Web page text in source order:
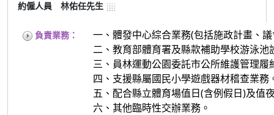
約僱人員 林佑任先生
負責業務：
一、體發中心綜合業務(包括施政計畫、
二、教育部體育署及縣款補助學校游泳
三、員林運動公園委託市公所維護管理
四、支援縣屬國民小學遊戲器材稽查業務
五、配合縣立體育場值日(含例假日)及值
六、其他臨時性交辦業務。